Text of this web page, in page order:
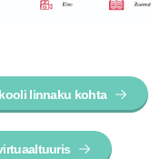
linnaku kohta